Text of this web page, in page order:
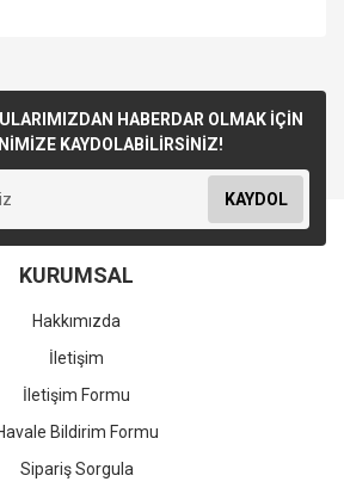
HABERDAR OLMAK İÇİN
KAYDOLABİLİRSİNİZ!
KAYDOL
KURUMSAL
Hakkımızda
İletişim
İletişim Formu
Bildirim Formu
Sipariş Sorgula